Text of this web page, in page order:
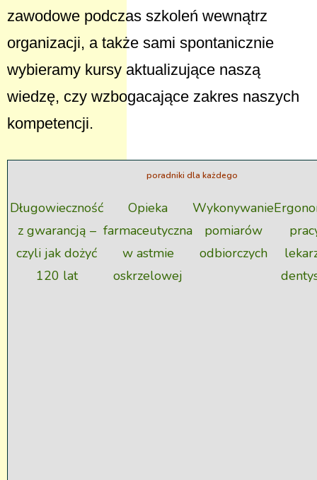
zawodowe podczas szkoleń wewnątrz
organizacji, a także sami spontanicznie
wybieramy kursy aktualizujące naszą
wiedzę, czy wzbogacające zakres naszych
kompetencji.
poradniki dla każdego
Długowieczność
z gwarancją –
czyli jak dożyć
120 lat
Opieka
farmaceutyczna
w astmie
oskrzelowej
Wykonywanie
pomiarów
odbiorczych